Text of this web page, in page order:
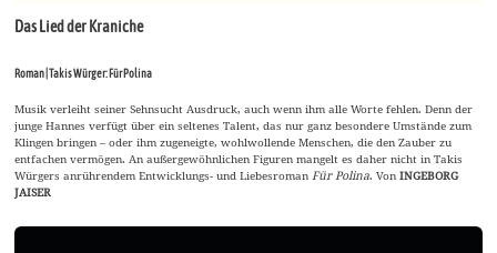
Das Lied der Kraniche
Roman | Takis Würger: Für Polina
Musik verleiht seiner Sehnsucht Ausdruck, auch wenn ihm alle Worte fehlen. Denn der
junge Hannes verfügt über ein seltenes Talent, das nur ganz besondere Umstände zum
Klingen bringen – oder ihm zugeneigte, wohlwollende Menschen, die den Zauber zu
entfachen vermögen. An außergewöhnlichen Figuren mangelt es daher nicht in Takis
Würgers anrührendem Entwicklungs- und LiebesromanFür Polina. VonINGEBORG
JAISER